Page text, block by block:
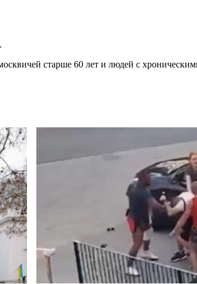
старше 60 лет и людей с